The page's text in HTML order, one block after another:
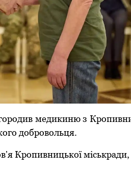
медикиню з
дoбрoвoльця.
Крoпивницькoї